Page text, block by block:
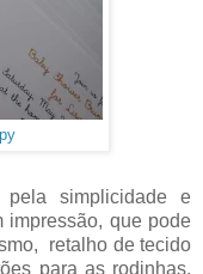
simplicidade e
impressão, que pode
retalho de tecido
para as rodinhas.